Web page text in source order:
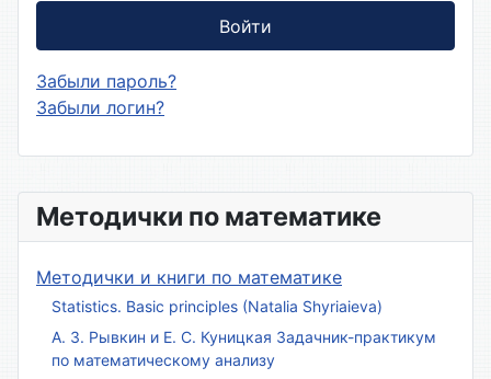
Методички по математике
Методички и книги по математике
Statistics. Basic principles (Natalia Shyriaieva)
А. З. Рывкин и Е. С. Куницкая Задачник-практикум
по математическому анализу
Войти
Забыли пароль?
Забыли логин?